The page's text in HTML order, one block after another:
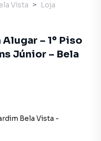
Vista
Loja
– 1º Piso
Júnior – Bela
Bela Vista -